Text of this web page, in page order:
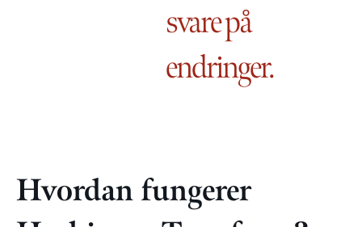
svare på
endringer.
Hvordan fungerer